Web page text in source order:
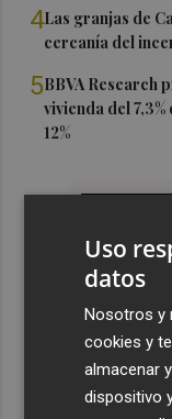
4Las granjas de
cercanía del
5BBVA Research
vivienda del
12%
Uso
datos
Nosotros y
cookies y
almacenar
dispositivo